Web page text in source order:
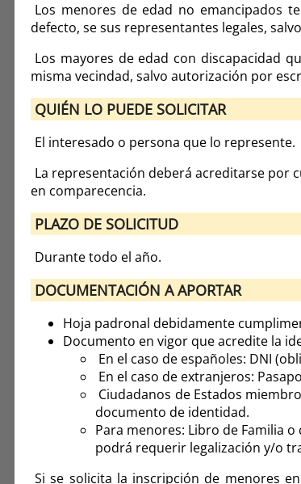
Los menores de edad no emancipados
defecto, se sus representantes legales,
Los mayores de edad con discapacidad
misma vecindad, salvo autorización por
QUIÉN LO PUEDE SOLICITAR
El interesado o persona que lo represente.
La representación deberá acreditarse por
en comparecencia.
PLAZO DE SOLICITUD
Durante todo el año.
DOCUMENTACIÓN A APORTAR
Hoja padronal debidamente
Documento en vigor que acredite la
En el caso de españoles: DNI
En el caso de extranjeros:
Ciudadanos de Estados
documento de identidad.
Para menores: Libro de Familia
podrá requerir legalización y/o
Si se solicita la inscripción de menores